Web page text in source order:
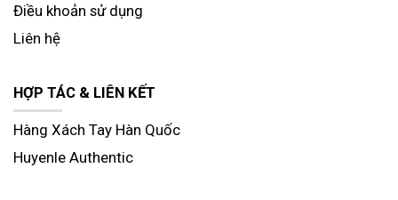
Điều khoản sử dụng
Liên hệ
HỢP TÁC & LIÊN KẾT
Hàng Xách Tay Hàn Quốc
Huyenle Authentic